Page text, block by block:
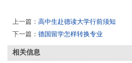
上一篇： 高中生赴德读大学行前须知
下一篇： 德国留学怎样转换专业
相关信息